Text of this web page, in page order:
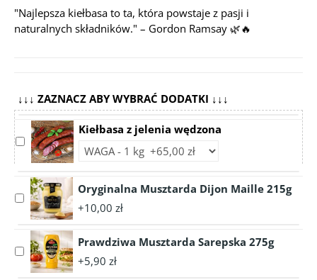
"Najlepsza kiełbasa to ta, która powstaje z pasji i
naturalnych składników." – Gordon Ramsay 🌿🔥
↓↓↓ ZAZNACZ ABY WYBRAĆ DODATKI ↓↓↓
Select
accessory
jelenia
wędzona
Kiełbasa z jelenia wędzona
Choose
Kiełbasa
z
wędzona
Select
accessory
Oryginalna
Musztarda
Dijon
Maille
Oryginalna Musztarda Dijon Maille 215g
+10,00 zł
Select
accessory
Prawdziwa Musztarda Sarepska 275g
+5,90 zł